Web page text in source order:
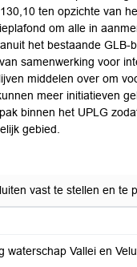
ten opzichte van
om alle in
het bestaande
samenwerking voor
middelen over om
meer initiatieven
binnen het UPLG
gebied.
vast te stellen en te
waterschap Vallei en